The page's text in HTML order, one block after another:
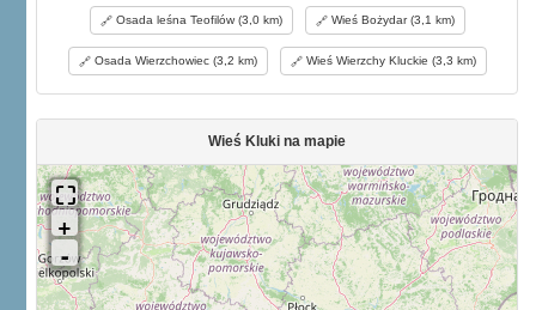
Osada leśna Teofilów (3,0 km) Wieś Bożydar (3,1 km)
Osada Wierzchowiec (3,2 km) Wieś Wierzchy Kluckie (3,3 km)
Wieś Kluki na mapie